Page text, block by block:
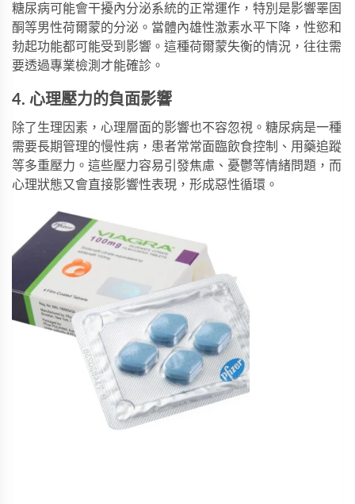
糖尿病可能會干擾內分泌系統的正常運作，特別是影響睪固
酮等男性荷爾蒙的分泌。當體內雄性激素水平下降，性慾和
勃起功能都可能受到影響。這種荷爾蒙失衡的情況，往往需
要透過專業檢測才能確診。
4. 心理壓力的負面影響
除了生理因素，心理層面的影響也不容忽視。糖尿病是一種
需要長期管理的慢性病，患者常常面臨飲食控制、用藥追蹤
等多重壓力。這些壓力容易引發焦慮、憂鬱等情緒問題，而
心理狀態又會直接影響性表現，形成惡性循環。